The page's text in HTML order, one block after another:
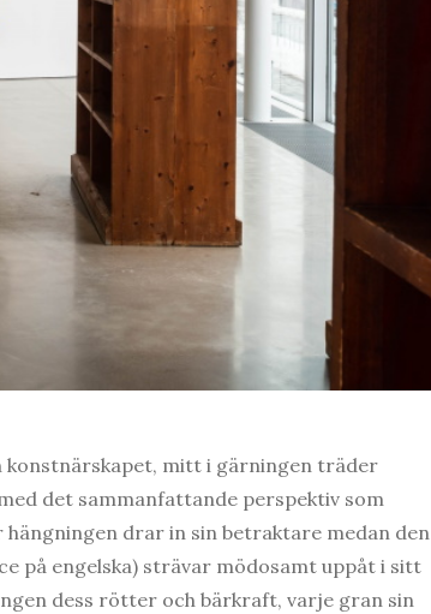
mitt i gärningen träder
det sammanfattande perspektiv som
drar in sin betraktare medan den
på engelska) strävar mödosamt uppåt i sitt
dess rötter och bärkraft, varje gran sin